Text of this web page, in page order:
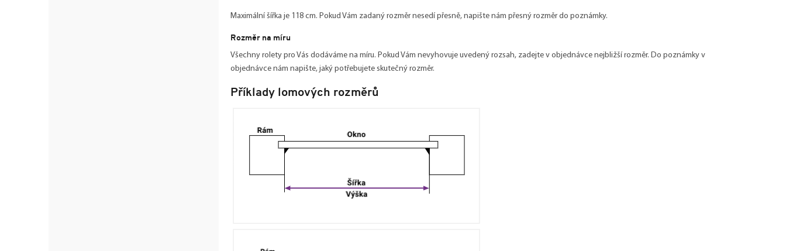
Maximální šířka je 118 cm. Pokud Vám zadaný rozměr nesedí přesně, napište nám přesný rozměr do poznámky.
Rozměr na míru
Všechny rolety pro Vás dodáváme na míru. Pokud Vám nevyhovuje uvedený rozsah, zadejte v objednávce nejbližší rozměr. Do poznámky v
objednávce nám napište, jaký potřebujete skutečný rozměr.
Příklady lomových rozměrů